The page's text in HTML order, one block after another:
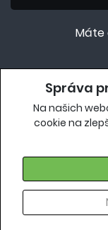
Správa
Na našich
cookie na
Máte
Eshop
Copyright